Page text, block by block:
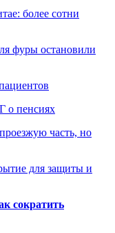
более сотни
фуры остановили
о пенсиях
часть, но
для защиты и
сократить